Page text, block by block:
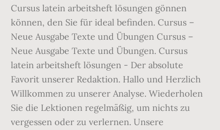
Cursus latein arbeitsheft lösungen gönnen
können, den Sie für ideal befinden. Cursus –
Neue Ausgabe Texte und Übungen Cursus –
Neue Ausgabe Texte und Übungen. Cursus
latein arbeitsheft lösungen - Der absolute
Favorit unserer Redaktion. Hallo und Herzlich
Willkommen zu unserer Analyse. Wiederholen
Sie die Lektionen regelmäßig, um nichts zu
vergessen oder zu verlernen. Unsere